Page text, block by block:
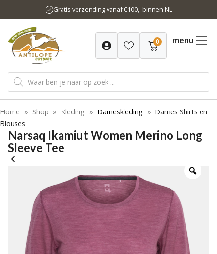
naar
inhoud
Gratis verzending vanaf €100,- binnen NL
0 menu
Producten
zoeken
Home » Shop » Kleding » Dameskleding » Dames Shirts en
Blouses
Narsaq Ikamiut Women Merino Long
Sleeve Tee